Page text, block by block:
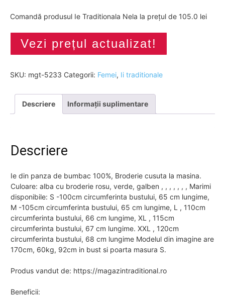
Comandă produsul Ie Traditionala Nela la prețul de 105.0 lei
Vezi prețul actualizat!
SKU: mgt-5233 Categorii: Femei, Ii traditionale
Descriere Informații suplimentare
Descriere
Ie din panza de bumbac 100%, Broderie cusuta la masina.
Culoare: alba cu broderie rosu, verde, galben , , , , , , , Marimi
disponibile: S -100cm circumferinta bustului, 65 cm lungime,
M -105cm circumferinta bustului, 65 cm lungime, L , 110cm
circumferinta bustului, 66 cm lungime, XL , 115cm
circumferinta bustului, 67 cm lungime. XXL , 120cm
circumferinta bustului, 68 cm lungime Modelul din imagine are
170cm, 60kg, 92cm in bust si poarta masura S.
Produs vandut de: https://magazintraditional.ro
Beneficii: